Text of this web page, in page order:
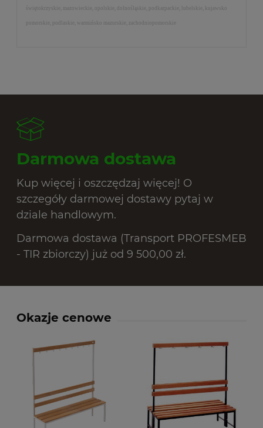
świętokrzyskie, mazowieckie, opolskie, dolnośląskie, podkarpackie, lubelskie, kujawsko
pomorskie, podlaskie, warmińsko mazurskie, zachodniopomorskie
Darmowa dostawa
Kup więcej i oszczędzaj więcej! O
szczegóły darmowej dostawy pytaj w
dziale handlowym.
Darmowa dostawa (Transport PROFESMEB
- TIR zbiorczy) już od 9 500,00 zł.
Okazje cenowe